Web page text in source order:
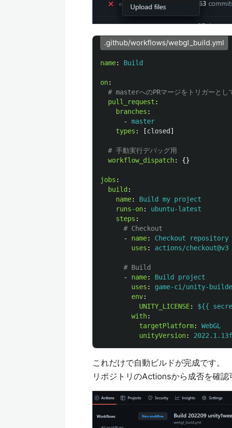
.github/workflows/webgl_build.yml
name: Build
on:
# masterへのPRマージをトリガーとし
pull_request :
branches :
-
master
types : [closed ]
# 手動実行デバッグ用
workflow_dispatch: {}
jobs :
build :
name:
Build my project
runs-on:
ubuntu-latest
steps :
# Checkout
-
name:
Checkout repository
uses : actions/checkout@v3
# Build
-
name:
Build project
uses :
game-ci/unity-
env:
UNITY_LICENSE:
${{
with:
targetPlatform:
WebGL
unityVersion:
これだけで自動ビルドが完成です。
リポジトリのActionsから成否を確認